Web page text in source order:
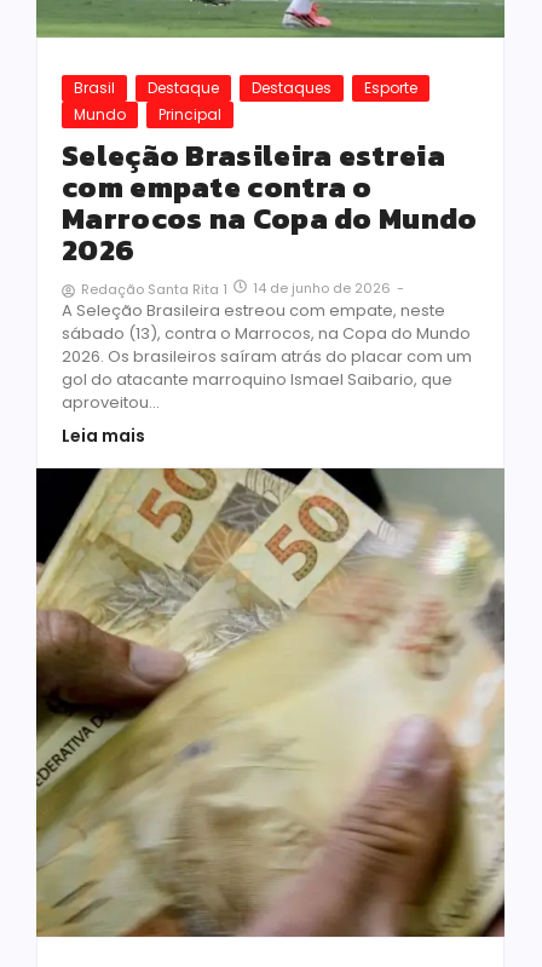
Brasil Destaque Destaques
Esporte
Mundo
Principal
Seleção Brasileira estreia
com empate contra o
Marrocos na Copa do Mundo
2026
Redação Santa Rita 1 14 de junho de 2026 -
A Seleção Brasileira estreou com empate, neste
sábado (13), contra o Marrocos, na Copa do Mundo
2026. Os brasileiros saíram atrás do placar com um
gol do atacante marroquino Ismael Saibario, que
aproveitou...
Leia mais